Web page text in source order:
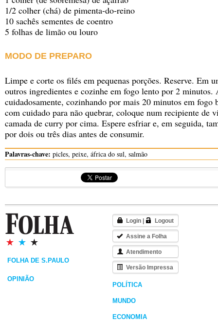
1/2 colher (chá) de pimenta-do-reino
10 sachês sementes de coentro
5 folhas de limão ou louro
MODO DE PREPARO
Limpe e corte os filés em pequenas porções. Reserve. Em
outros ingredientes e cozinhe em fogo lento por 2 minutos.
cuidadosamente, cozinhando por mais 20 minutos em fogo
com cuidado para não quebrar, coloque num recipiente de
camada de curry por cima. Espere esfriar e, em seguida,
por dois ou três dias antes de consumir.
Palavras-chave: picles, peixe, áfrica do sul, salmão
FOLHA DE S.PAULO
OPINIÃO
Login Logout
Assine a Folha
Atendimento
Versão Impressa
POLÍTICA
MUNDO
ECONOMIA